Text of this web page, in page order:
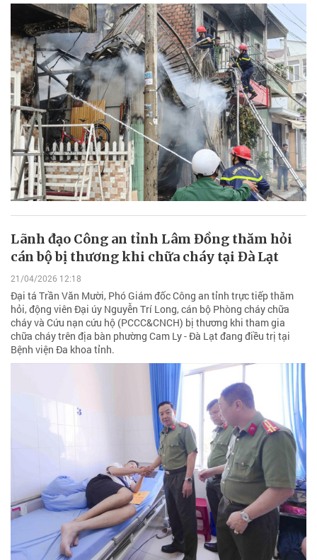
Lãnh đạo Công an tỉnh Lâm Đồng thăm hỏi
cán bộ bị thương khi chữa cháy tại Đà Lạt
21/04/2026 12:18
Đại tá Trần Văn Mười, Phó Giám đốc Công an tỉnh trực tiếp thăm
hỏi, động viên Đại úy Nguyễn Trí Long, cán bộ Phòng cháy chữa
cháy và Cứu nạn cứu hộ (PCCC&CNCH) bị thương khi tham gia
chữa cháy trên địa bàn phường Cam Ly - Đà Lạt đang điều trị tại
Bệnh viện Đa khoa tỉnh.